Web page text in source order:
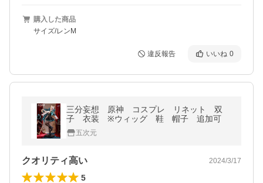
購入した商品
サイズ/レンM
違反報告 いいね 0
三分妄想 原神 コスプレ リネット 双
子 衣装 ※ウィッグ 鞋 帽子 追加可
五次元
クオリティ高い 2024/3/17
5